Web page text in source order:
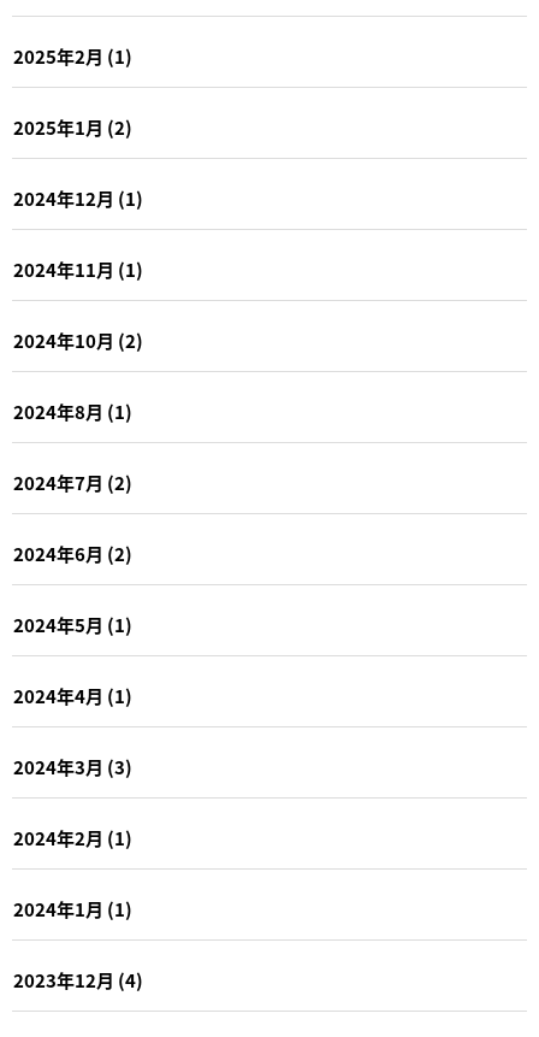
2025年2月 (1)
2025年1月 (2)
2024年12月 (1)
2024年11月 (1)
2024年10月 (2)
2024年8月 (1)
2024年7月 (2)
2024年6月 (2)
2024年5月 (1)
2024年4月 (1)
2024年3月 (3)
2024年2月 (1)
2024年1月 (1)
2023年12月 (4)